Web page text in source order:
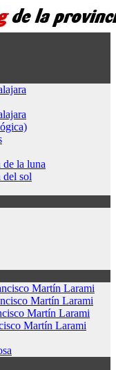
de la luna
del sol
Martín Larami
Martín Larami
Martín Larami
Martín Larami